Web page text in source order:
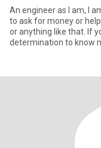
An engineer as I am, I
to ask for money or
or anything like that. If